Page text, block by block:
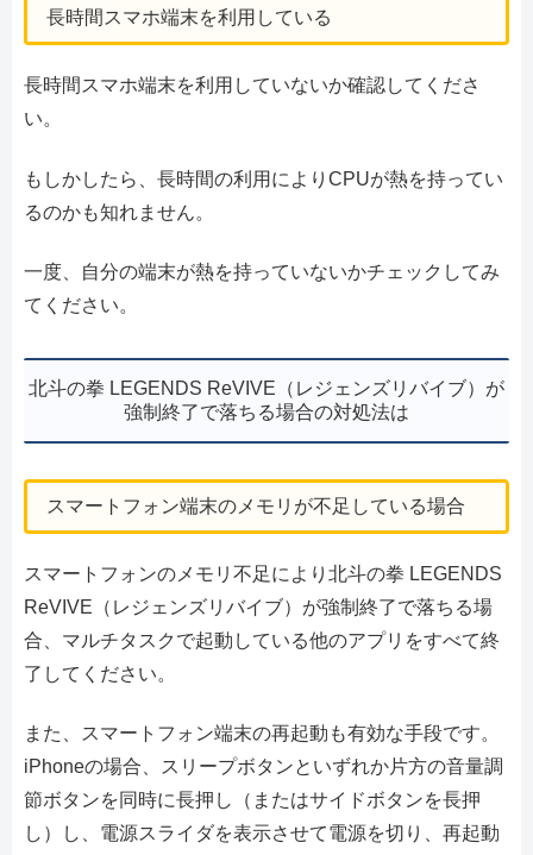
長時間スマホ端末を利用している
長時間スマホ端末を利用していないか確認してくださ
い。
もしかしたら、長時間の利用によりCPUが熱を持ってい
るのかも知れません。
一度、自分の端末が熱を持っていないかチェックしてみ
てください。
北斗の拳 LEGENDS ReVIVE（レジェンズリバイブ）が
強制終了で落ちる場合の対処法は
スマートフォン端末のメモリが不足している場合
スマートフォンのメモリ不足により北斗の拳 LEGENDS
ReVIVE（レジェンズリバイブ）が強制終了で落ちる場
合、マルチタスクで起動している他のアプリをすべて終
了してください。
また、スマートフォン端末の再起動も有効な手段です。
iPhoneの場合、スリープボタンといずれか片方の音量調
節ボタンを同時に長押し（またはサイドボタンを長押
し）し、電源スライダを表示させて電源を切り、再起動